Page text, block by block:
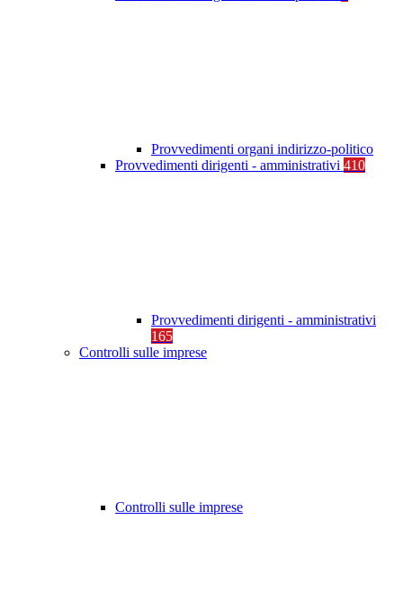
Provvedimenti organi indirizzo-politico
Provvedimenti dirigenti - amministrativi 410
Provvedimenti dirigenti - amministrativi
165
Controlli sulle imprese
Controlli sulle imprese